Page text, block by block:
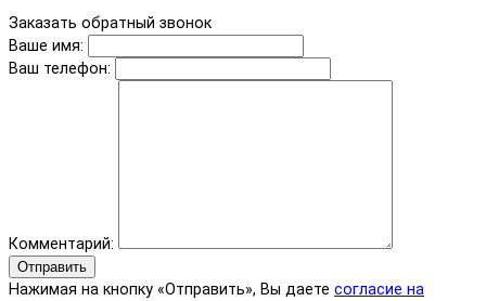
Заказать обратный звонок
Ваше имя:
Ваш телефон:
Комментарий:
Отправить
Нажимая на кнопку «Отправить», Вы даете согласие на